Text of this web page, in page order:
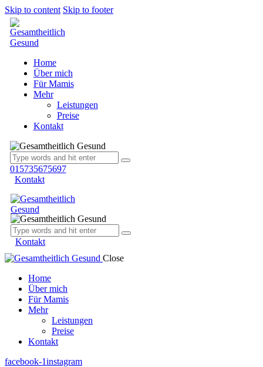
Skip to content Skip to footer
Home
Über mich
Für Mamis
Mehr
Leistungen
Preise
Kontakt
015735675697
Kontakt
Kontakt
Close
Home
Über mich
Für Mamis
Mehr
Leistungen
Preise
Kontakt
facebook-1instagram